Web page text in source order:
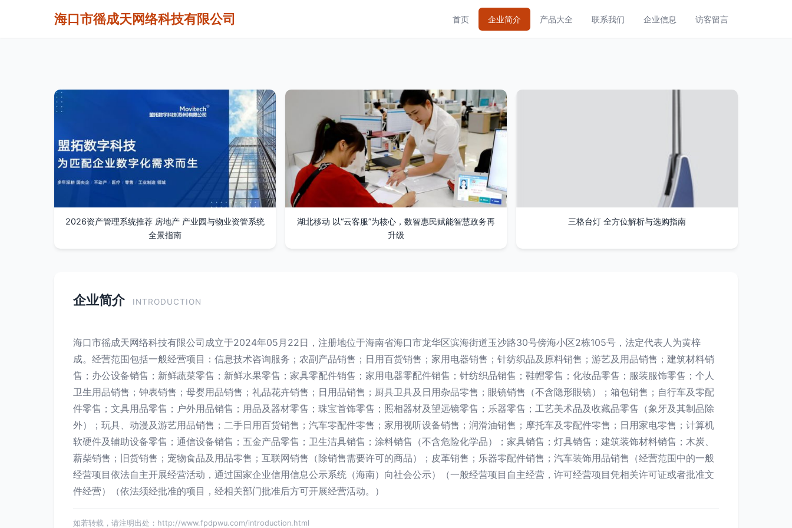
海口市徭成天网络科技有限公司 首页 企业简介 产品大全 联系我们 企业信息 访客留言
2026资产管理系统推荐 房地产 产业园与物业资管系统
全景指南
湖北移动 以“云客服”为核心，数智惠民赋能智慧政务再
升级
三格台灯 全方位解析与选购指南
企业简介 INTRODUCTION
海口市徭成天网络科技有限公司成立于2024年05月22日，注册地位于海南省海口市龙华区滨海街道玉沙路30号傍海小区2栋105号，法定代表人为黄梓
成。经营范围包括一般经营项目：信息技术咨询服务；农副产品销售；日用百货销售；家用电器销售；针纺织品及原料销售；游艺及用品销售；建筑材料销
售；办公设备销售；新鲜蔬菜零售；新鲜水果零售；家具零配件销售；家用电器零配件销售；针纺织品销售；鞋帽零售；化妆品零售；服装服饰零售；个人
卫生用品销售；钟表销售；母婴用品销售；礼品花卉销售；日用品销售；厨具卫具及日用杂品零售；眼镜销售（不含隐形眼镜）；箱包销售；自行车及零配
件零售；文具用品零售；户外用品销售；用品及器材零售；珠宝首饰零售；照相器材及望远镜零售；乐器零售；工艺美术品及收藏品零售（象牙及其制品除
外）；玩具、动漫及游艺用品销售；二手日用百货销售；汽车零配件零售；家用视听设备销售；润滑油销售；摩托车及零配件零售；日用家电零售；计算机
软硬件及辅助设备零售；通信设备销售；五金产品零售；卫生洁具销售；涂料销售（不含危险化学品）；家具销售；灯具销售；建筑装饰材料销售；木炭、
薪柴销售；旧货销售；宠物食品及用品零售；互联网销售（除销售需要许可的商品）；皮革销售；乐器零配件销售；汽车装饰用品销售（经营范围中的一般
经营项目依法自主开展经营活动，通过国家企业信用信息公示系统（海南）向社会公示）（一般经营项目自主经营，许可经营项目凭相关许可证或者批准文
件经营）（依法须经批准的项目，经相关部门批准后方可开展经营活动。）
如若转载，请注明出处：http://www.fpdpwu.com/introduction.html